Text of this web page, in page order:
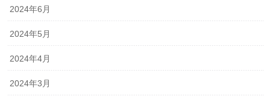
2024年6月
2024年5月
2024年4月
2024年3月